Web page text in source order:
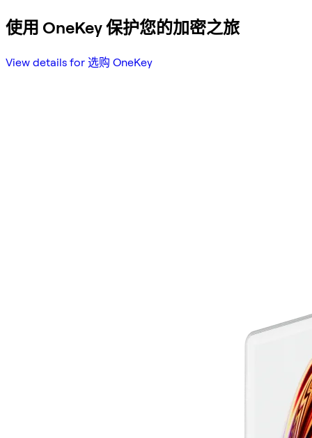
使用 OneKey 保护您的加密之旅
View details for 选购 OneKey